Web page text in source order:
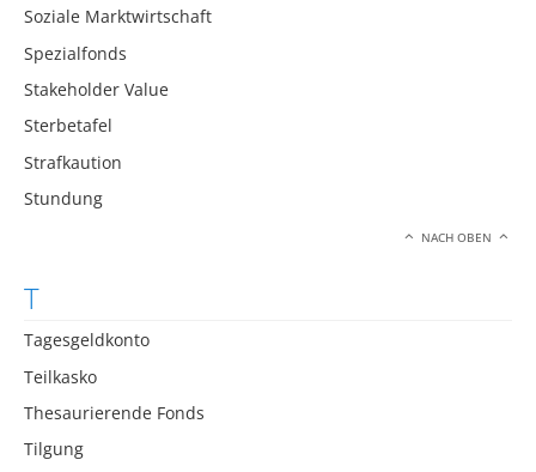
Soziale Marktwirtschaft
Spezialfonds
Stakeholder Value
Sterbetafel
Strafkaution
Stundung
NACH OBEN
T
Tagesgeldkonto
Teilkasko
Thesaurierende Fonds
Tilgung